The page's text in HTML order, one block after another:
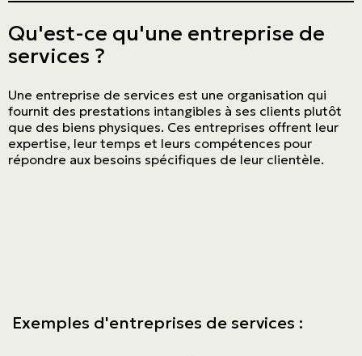
Qu'est-ce qu'une entreprise de
services ?
Une entreprise de services est une organisation qui
fournit des prestations intangibles à ses clients plutôt
que des biens physiques. Ces entreprises offrent leur
expertise, leur temps et leurs compétences pour
répondre aux besoins spécifiques de leur clientèle.
Exemples d'entreprises de services :